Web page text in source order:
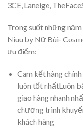
3CE, Laneige,
Trong suốt những
Niuu by Nữ Bùi-
ưu điểm:
Cam kết hàng
luôn tốt nhấtLuôn
giao hàng nhanh
chương trình
khách hàng